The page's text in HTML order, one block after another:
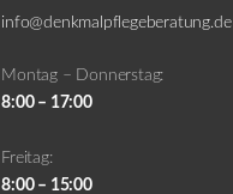
info@denkmalpflegeberatung.de
Montag – Donnerstag:
8:00 – 17:00
Freitag:
8:00 – 15:00